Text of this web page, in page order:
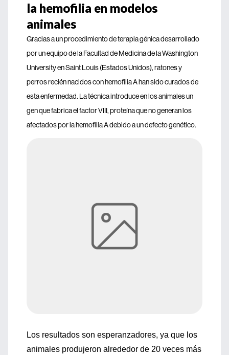
la hemofilia en modelos
animales
Gracias a un procedimiento de terapia génica desarrollado
por un equipo de la Facultad de Medicina de la Washington
University en Saint Louis (Estados Unidos), ratones y
perros recién nacidos con hemofilia A han sido curados de
esta enfermedad. La técnica introduce en los animales un
gen que fabrica el factor VIII, proteína que no generan los
afectados por la hemofilia A debido a un defecto genético.
Los resultados son esperanzadores, ya que los
animales produjeron alrededor de 20 veces más